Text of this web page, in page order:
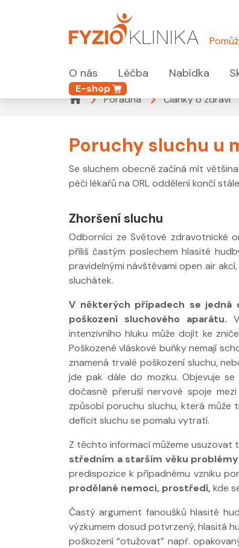
O nás Léčba Nabídka
E-shop
Poradna
Články o zdraví
Poruchy sluchu u
Se sluchem obecně začíná mít
péči lékařů na ORL oddělení končí
Zhoršení sluchu
Odborníci ze Světové zdravotnické
příliš častým poslechem hlasité
pravidelnými návštěvami open air
sluchátek.
V některých případech se jedná
poškození sluchového aparátu.
intenzivního hluku může dojít ke
Poškozené vláskové buňky nemají
znamená trvalé poškození sluchu,
jde pak dále do mozku. Objevuje
dočasně přeruší nervové spoje
způsobí poruchu sluchu, která může
deficit sluchu se pomalu vytratí.
Z těchto informací můžeme usuzovat
středním a starším věku
predispozice k případnému vzniku
prodělané nemoci, prostředí,kde
Častý argument fanoušků hlasité
výzkumem dosud potvrzený, hlasitá
poškození “otužovat” např.
Nabídka léčby ve
FYZIOklinice
Nabídka masáží